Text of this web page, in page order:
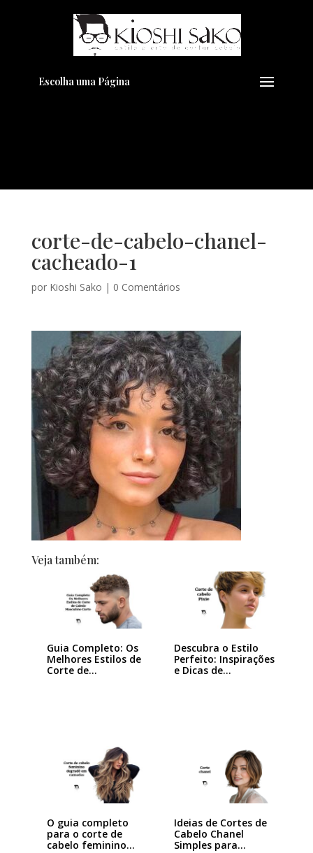
Escolha uma Página
corte-de-cabelo-chanel-
cacheado-1
por Kioshi Sako | 0 Comentários
Veja também:
Guia Completo: Os
Melhores Estilos de
Corte de…
Descubra o Estilo
Perfeito: Inspirações
e Dicas de…
O guia completo
para o corte de
cabelo feminino…
Ideias de Cortes de
Cabelo Chanel
Simples para…
Pensando em transformar seu
Visual??